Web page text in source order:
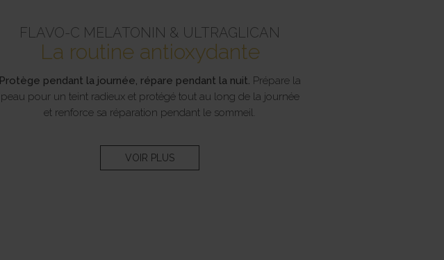
FLAVO-C MELATONIN & ULTRAGLICAN
La routine antioxydante
Protège pendant la journée, répare pendant la nuit. Prépare la
peau pour un teint radieux et protégé tout au long de la journée
et renforce sa réparation pendant le sommeil.
VOIR PLUS